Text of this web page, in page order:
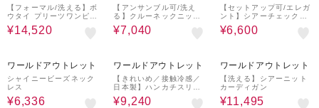
【フォーマル/洗える】ボ
ウタイ プリーツワンピー
ス
¥14,520
【アンサンブル可/洗え
る】クルーネックニット
カーディガン
¥7,040
【セットアップ可/エレガ
ント】シアーチェックT
ブラウス
¥6,600
ワールドアウトレット
シャイニービーズネック
レス
¥6,336
ワールドアウトレット
【きれいめ／接触冷感／
日本製】ハンカチスリー
ブプルオーバー
¥9,240
ワールドアウトレット
【洗える】シアーニット
カーディガン
¥11,495